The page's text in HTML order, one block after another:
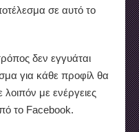
σε αυτό το
δεν εγγυάται
για κάθε προφίλ θα
με ενέργειες
το Facebook.